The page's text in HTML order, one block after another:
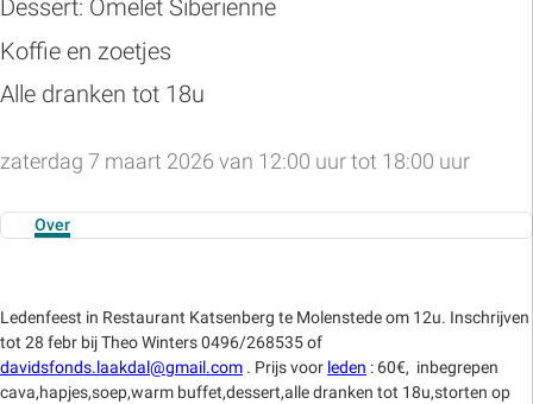
Dessert: Omelet Siberienne
Koffie en zoetjes
Alle dranken tot 18u
zaterdag 7 maart 2026 van 12:00 uur tot 18:00 uur
Over
Ledenfeest in Restaurant Katsenberg te Molenstede om 12u. Inschrijven
tot 28 febr bij Theo Winters 0496/268535 of
davidsfonds.laakdal@gmail.com . Prijs voor leden : 60€, inbegrepen
cava,hapjes,soep,warm buffet,dessert,alle dranken tot 18u,storten op